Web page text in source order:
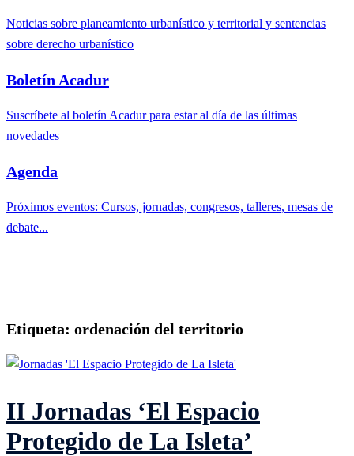
Noticias sobre planeamiento urbanístico y territorial y sentencias
sobre derecho urbanístico
Boletín Acadur
Suscríbete al boletín Acadur para estar al día de las últimas
novedades
Agenda
Próximos eventos: Cursos, jornadas, congresos, talleres, mesas de
debate...
Etiqueta: ordenación del territorio
II Jornadas ‘El Espacio
Protegido de La Isleta’